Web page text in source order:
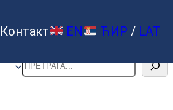
Контакт EN ЋИР / LAT
Претрага